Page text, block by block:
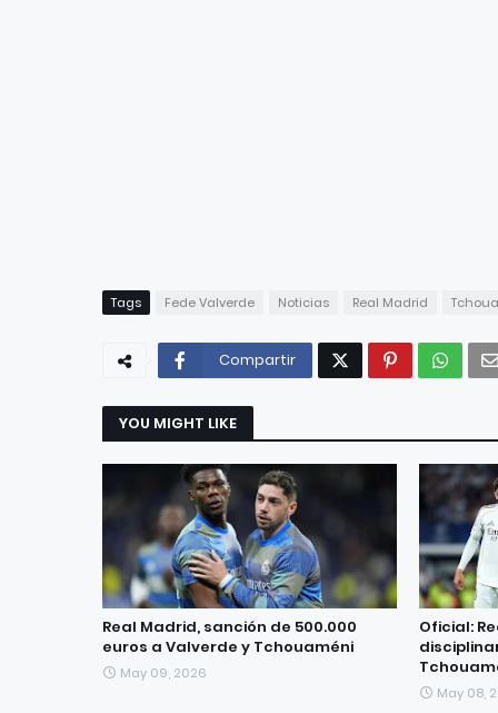
Tags Fede Valverde Noticias Real Madrid
Compartir
YOU MIGHT LIKE
Real Madrid, sanción de 500.000
euros a Valverde y Tchouaméni
May 09, 2026
Oficial:
May 08,